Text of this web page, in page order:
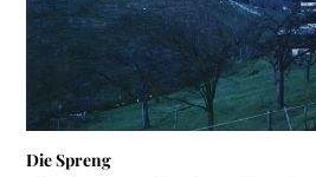
Die Spreng